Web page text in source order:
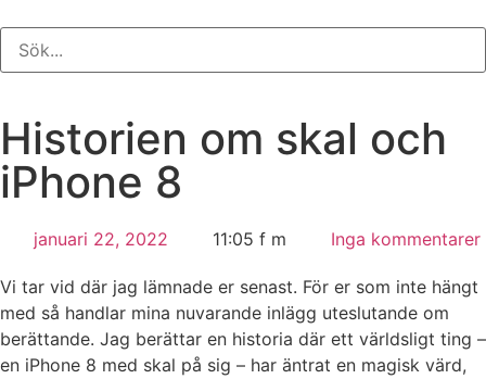
Historien om skal och
iPhone 8
januari 22, 2022 11:05 f m Inga kommentarer
Vi tar vid där jag lämnade er senast. För er som inte hängt
med så handlar mina nuvarande inlägg uteslutande om
berättande. Jag berättar en historia där ett världsligt ting –
en iPhone 8 med skal på sig – har äntrat en magisk värd,